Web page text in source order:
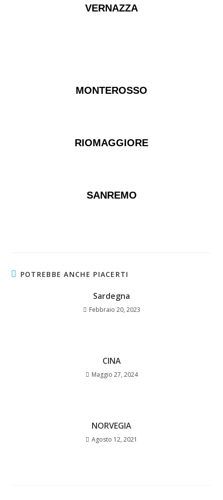
VERNAZZA
MONTEROSSO
RIOMAGGIORE
SANREMO
POTREBBE ANCHE PIACERTI
Sardegna
Febbraio 20, 2023
CINA
Maggio 27, 2024
NORVEGIA
Agosto 12, 2021